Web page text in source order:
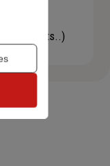
contrats..)